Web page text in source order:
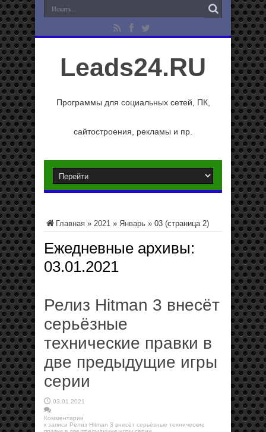
Leads24.RU
Программы для социальных сетей, ПК,
сайтостроения, рекламы и пр.
Главная » 2021 » Январь » 03 (страница 2)
Ежедневные архивы:
03.01.2021
Релиз Hitman 3 внесёт
серьёзные
технические правки в
две предыдущие игры
серии
03.01.2021
Комментарии
к записи Релиз Hitman 3 внесёт серьёзные технические